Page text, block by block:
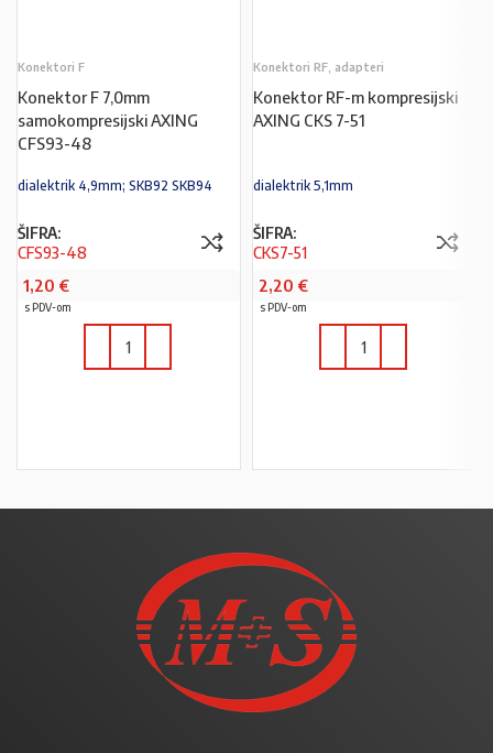
Konektori F
Konektor F 7,0mm
samokompresijski AXING
CFS93-48
dialektrik 4,9mm; SKB92 SKB94
ŠIFRA:
CFS93-48
1,20 €
s PDV-om
Konektori RF, adapteri
Konektor RF-m kompresijski
AXING CKS 7-51
dialektrik 5,1mm
ŠIFRA:
CKS7-51
2,20 €
s PDV-om